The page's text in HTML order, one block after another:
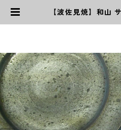
【波佐見焼】和山